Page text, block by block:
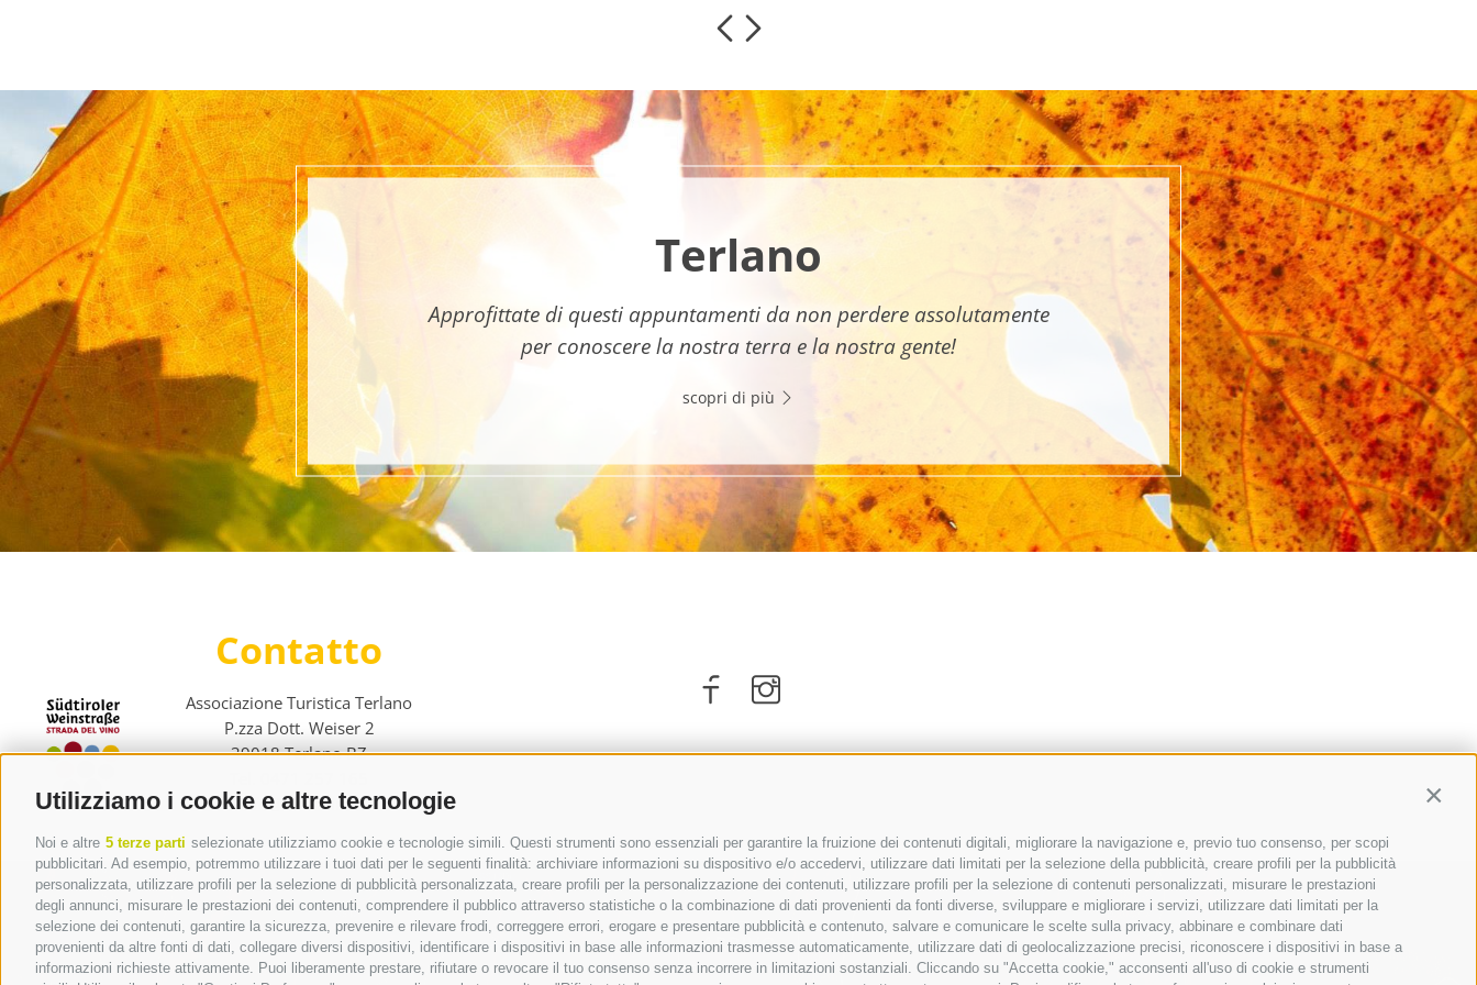
Utilizziamo i cookie e altre tecnologie
Noi e altre 5 terze parti selezionate utilizziamo cookie e tecnologie simili. Questi strumenti sono essenziali per garantire la fruizione dei contenuti digitali, migliorare la navigazione e, previo tuo consenso, per scopi
pubblicitari. Ad esempio, potremmo utilizzare i tuoi dati per le seguenti finalità: archiviare informazioni su dispositivo e/o accedervi, utilizzare dati limitati per la selezione della pubblicità, creare profili per la pubblicità
personalizzata, utilizzare profili per la selezione di pubblicità personalizzata, creare profili per la personalizzazione dei contenuti, utilizzare profili per la selezione di contenuti personalizzati, misurare le prestazioni
degli annunci, misurare le prestazioni dei contenuti, comprendere il pubblico attraverso statistiche o la combinazione di dati provenienti da fonti diverse, sviluppare e migliorare i servizi, utilizzare dati limitati per la
selezione dei contenuti, garantire la sicurezza, prevenire e rilevare frodi, correggere errori, erogare e presentare pubblicità e contenuto, salvare e comunicare le scelte sulla privacy, abbinare e combinare dati
provenienti da altre fonti di dati, collegare diversi dispositivi, identificare i dispositivi in base alle informazioni trasmesse automaticamente, utilizzare dati di geolocalizzazione precisi, riconoscere i dispositivi in base a
informazioni richieste attivamente. Puoi liberamente prestare, rifiutare o revocare il tuo consenso senza incorrere in limitazioni sostanziali. Cliccando su "Accetta cookie," acconsenti all'uso di cookie e strumenti
Terlano
Approfittate di questi appuntamenti da non perdere assolutamente
per conoscere la nostra terra e la nostra gente!
scopri di più
Contatto
Associazione Turistica Terlano
P.zza Dott. Weiser 2
39018 Terlano BZ
info@terlan.info
ARRIVO